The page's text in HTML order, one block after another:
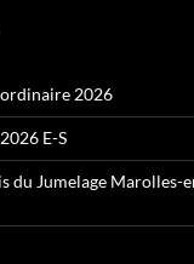
2026
E-S
du Jumelage Marolles-